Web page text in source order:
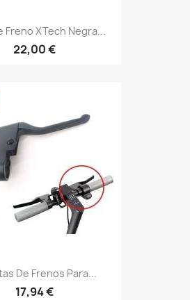
Freno XTech Negra...
22,00 €
De Frenos Para...
17,94 €